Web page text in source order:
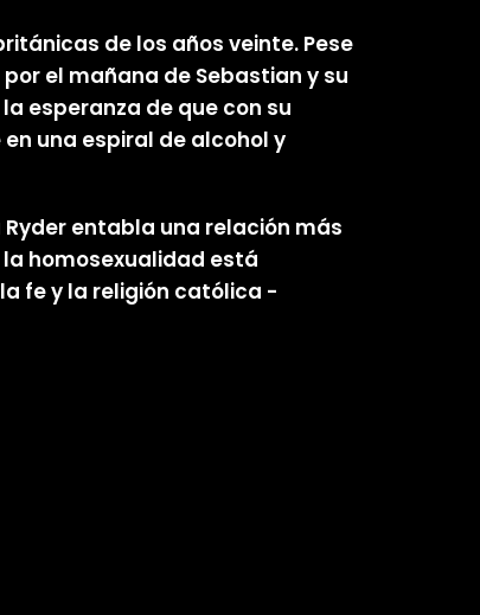
de los años veinte. Pese
el mañana de Sebastian y su
esperanza de que con su
una espiral de alcohol y
entabla una relación más
homosexualidad está
fe y la religión católica -